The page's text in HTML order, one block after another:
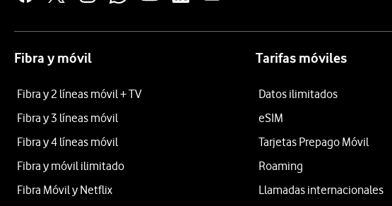
Fibra y móvil
Fibra y 2 líneas móvil + TV
Fibra y 3 líneas móvil
Fibra y 4 líneas móvil
Fibra y móvil ilimitado
Fibra Móvil y Netflix
Tarifas móviles
Datos ilimitados
eSIM
Tarjetas Prepago Móvil
Roaming
Llamadas internacionales